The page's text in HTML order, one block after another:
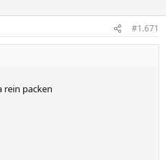
#1.671
rein packen